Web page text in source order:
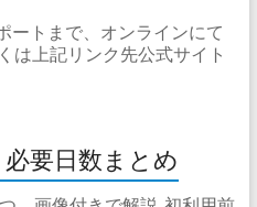
ートまで、オンラインにて
は上記リンク先公式サイト
要日数まとめ